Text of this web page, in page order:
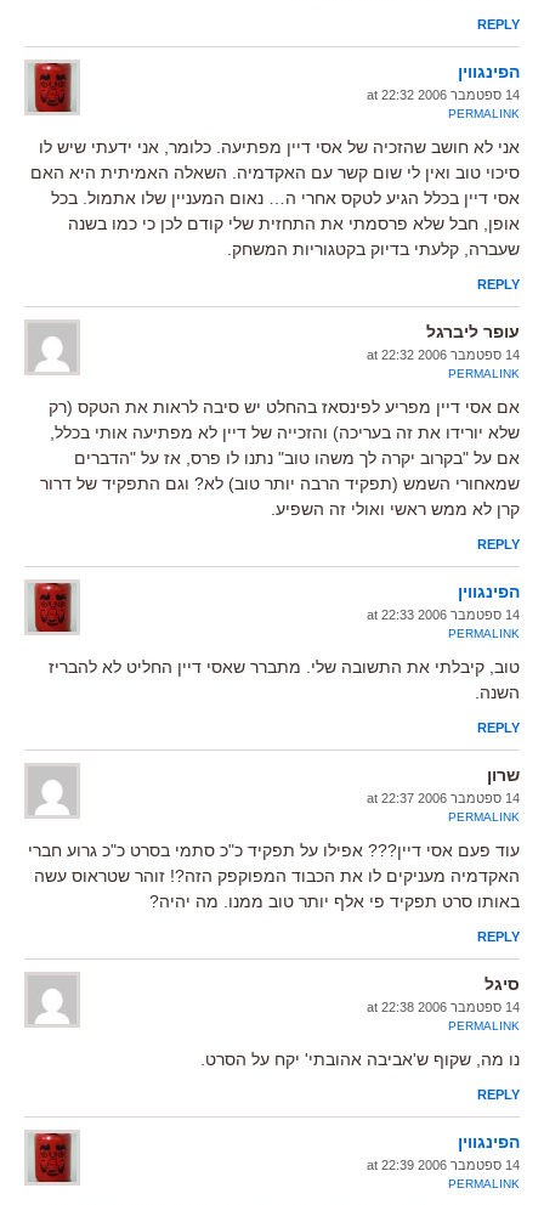
REPLY
הפינגווין
14 ספטמבר 2006 at 22:32
PERMALINK
אני לא חושב שהזכיה של אסי דיין מפתיעה. כלומר, אני ידעתי שיש לו
סיכוי טוב ואין לי שום קשר עם האקדמיה. השאלה האמיתית היא האם
אסי דיין בכלל הגיע לטקס אחרי ה… נאום המעניין שלו אתמול. בכל
אופן, חבל שלא פרסמתי את התחזית שלי קודם לכן כי כמו בשנה
שעברה, קלעתי בדיוק בקטגוריות המשחק.
REPLY
עופר ליברגל
14 ספטמבר 2006 at 22:32
PERMALINK
אם אסי דיין מפריע לפינסאז בהחלט יש סיבה לראות את הטקס (רק
שלא יורידו את זה בעריכה) והזכייה של דיין לא מפתיעה אותי בכלל,
אם על "בקרוב יקרה לך משהו טוב" נתנו לו פרס, אז על "הדברים
שמאחורי השמש (תפקיד הרבה יותר טוב) לא? וגם התפקיד של דרור
קרן לא ממש ראשי ואולי זה השפיע.
REPLY
הפינגווין
14 ספטמבר 2006 at 22:33
PERMALINK
טוב, קיבלתי את התשובה שלי. מתברר שאסי דיין החליט לא להבריז
השנה.
REPLY
שרון
14 ספטמבר 2006 at 22:37
PERMALINK
עוד פעם אסי דיין??? אפילו על תפקיד כ"כ סתמי בסרט כ"כ גרוע חברי
האקדמיה מעניקים לו את הכבוד המפוקפק הזה?! זוהר שטראוס עשה
באותו סרט תפקיד פי אלף יותר טוב ממנו. מה יהיה?
REPLY
סיגל
14 ספטמבר 2006 at 22:38
PERMALINK
נו מה, שקוף ש'אביבה אהובתי' יקח על הסרט.
REPLY
הפינגווין
14 ספטמבר 2006 at 22:39
PERMALINK